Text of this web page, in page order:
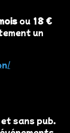
ou 18 €
un
sans pub.